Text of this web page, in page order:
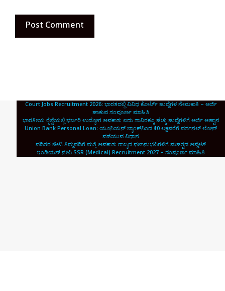
Court Jobs Recruitment 2026: ಭಾರತದಲ್ಲಿ ವಿವಿಧ ಕೋರ್ಟ್ ಹುದ್ದೆಗಳ ನೇಮಕಾತಿ – ಅರ್ಜಿ
ಹಾಕುವ ಸಂಪೂರ್ಣ ಮಾಹಿತಿ
ಭಾರತೀಯ ರೈಲ್ವೆಯಲ್ಲಿ ಭರ್ಜರಿ ಉದ್ಯೋಗ ಅವಕಾಶ: ಐದು ಸಾವಿರಕ್ಕೂ ಹೆಚ್ಚು ಹುದ್ದೆಗಳಿಗೆ ಅರ್ಜಿ ಆಹ್ವಾನ
Union Bank Personal Loan: ಯೂನಿಯನ್ ಬ್ಯಾಂಕ್‌ನಿಂದ ₹10 ಲಕ್ಷವರೆಗೆ ಪರ್ಸನಲ್ ಲೋನ್
ಪಡೆಯುವ ವಿಧಾನ
ಪಡಿತರ ಚೀಟಿ ತಿದ್ದುಪಡಿಗೆ ಮತ್ತೆ ಅವಕಾಶ: ರಾಜ್ಯದ ಫಲಾನುಭವಿಗಳಿಗೆ ಮಹತ್ವದ ಅಪ್ಡೇಟ್
ಇಂಡಿಯನ್ ನೇವಿ SSR (Medical) Recruitment 2027 – ಸಂಪೂರ್ಣ ಮಾಹಿತಿ